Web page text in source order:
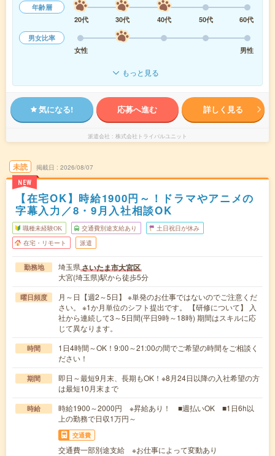
年齢層
20代
30代 40代 50代
60代
男女比率
女性
男性
もっと見る
気になる! 応募へ進む 詳しく見る
派遣会社 株式会社トライバルユニット
未読
NEW
掲載日 2026/08/07
【在宅OK】時給1900円～！ドラマやアニメの
字幕入力／8・9月入社相談OK
職種未経験OK 交通費別途支給あり 土日祝日が休み
在宅・リモート 派遣
勤務地 埼玉県さいたま市大宮区
大宮(埼玉県)駅から徒歩5分
曜日頻度
月～日【週2～5日】 ※単発のお仕事ではないのでご注意くだ
さい。 ※1か月単位のシフト提出です。 【研修について】 入
社から連続して3～5日間(平日9時～18時) 期間はスキルに応
じて異なります。
時間
1日4時間～OK！9:00～21:00の間でご希望の時間をご相談く
ださい！
期間
即日～最短9月末、長期もOK！※8月24日以降の入社希望の方
は最短10月末まで
時給
時給1900～2000円 ※昇給あり！ ■週払いOK ■1日6h以
上の勤務で日収1万円～
交通費
交通費一部別途支給 ※お仕事によって変動あり